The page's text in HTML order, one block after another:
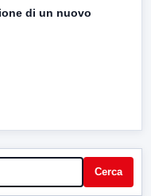
di un nuovo
Cerca